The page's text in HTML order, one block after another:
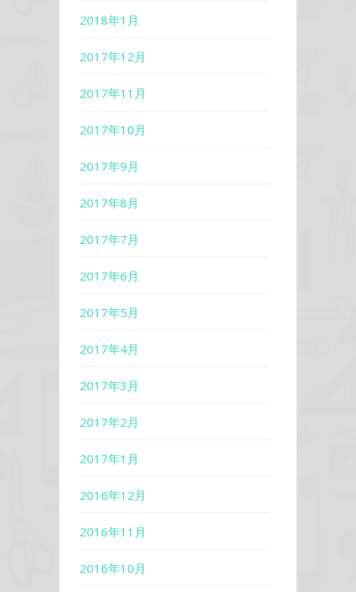
2018年1月
2017年12月
2017年11月
2017年10月
2017年9月
2017年8月
2017年7月
2017年6月
2017年5月
2017年4月
2017年3月
2017年2月
2017年1月
2016年12月
2016年11月
2016年10月